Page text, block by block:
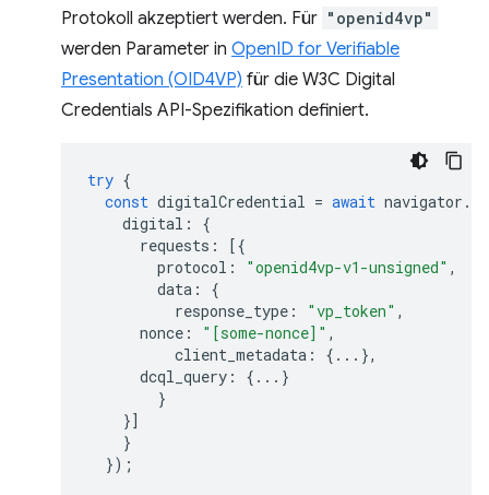
Protokoll akzeptiert werden. Für "openid4vp"
werden Parameter in OpenID for Verifiable
Presentation (OID4VP) für die W3C Digital
Credentials API-Spezifikation definiert.
try {
const digitalCredential = await navigator .
digital :
{
requests :
[{
protocol : "openid4vp-v1-unsigned" ,
data :
{
response_type : "vp_token" ,
nonce : "[some-nonce]" ,
client_metadata :
{...},
dcql_query :
{...}
}
}]
}
});